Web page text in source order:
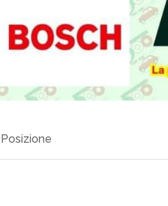
Posizione